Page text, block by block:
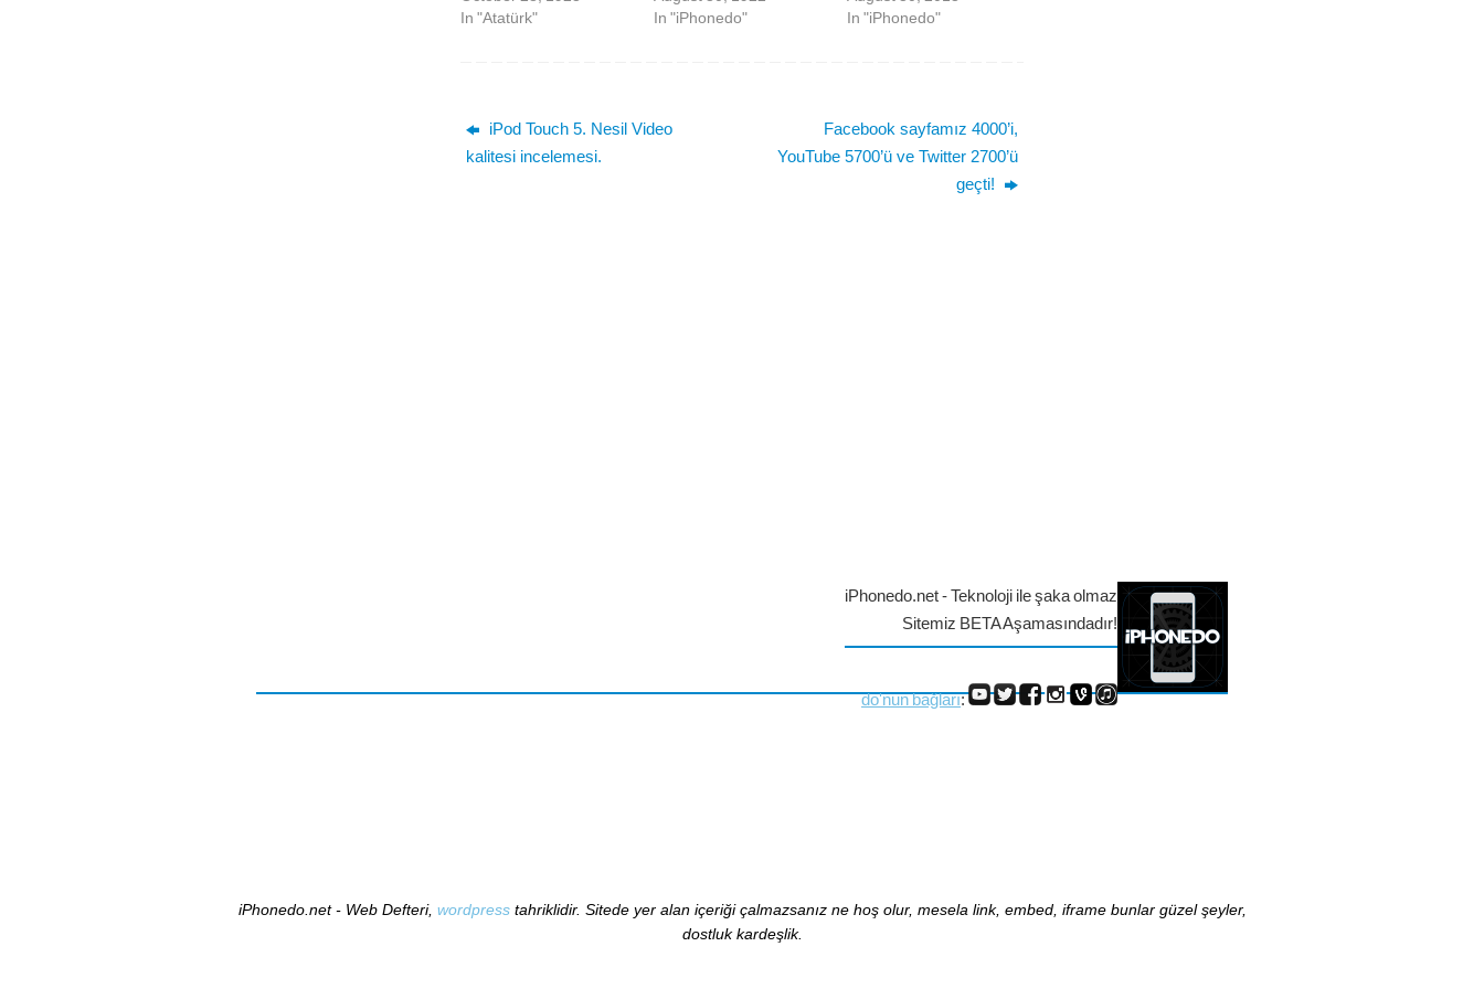
In "Atatürk"
In "iPhonedo"
In "iPhonedo"
iPod Touch 5. Nesil Video
kalitesi incelemesi.
Facebook sayfamız 4000’i,
YouTube 5700’ü ve Twitter 2700’ü
geçti!
iPhonedo.net - Teknoloji ile şaka olmaz
Sitemiz BETA Aşamasındadır!
do'nun bağları:
iPhonedo.net - Web Defteri, wordpresstahriklidir. Sitede yer alan içeriği çalmazsanız ne hoş olur, mesela link, embed, iframe bunlar güzel şeyler,
dostluk kardeşlik.